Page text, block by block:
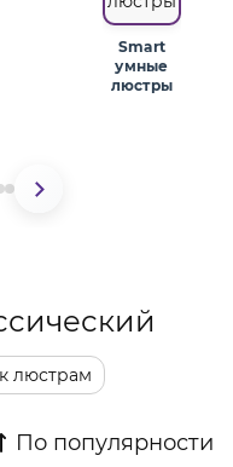
Smart
умные
люстры
люстрам
По популярности